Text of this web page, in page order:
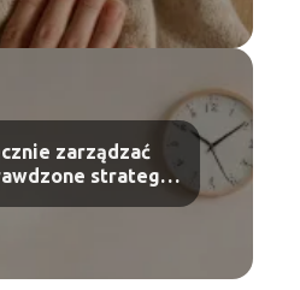
zarządzać
strategie